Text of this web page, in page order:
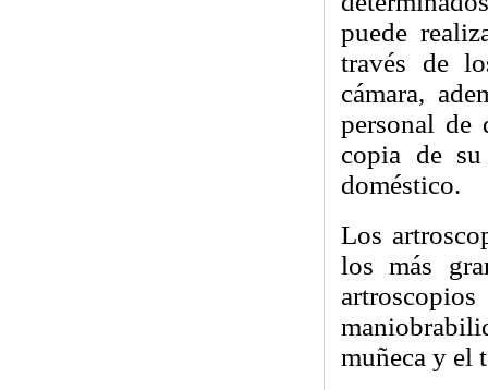
puede
través de
cámara,
personal de
copia de
doméstico.
Los
los más
muñeca y el